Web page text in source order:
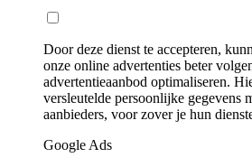
Door deze dienst te accepteren,
onze online advertenties beter
advertentieaanbod optimaliseren.
versleutelde persoonlijke gegevens
aanbieders, voor zover je hun
Google Ads